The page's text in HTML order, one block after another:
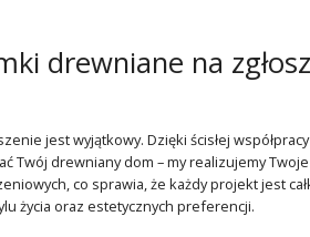
drewniane na
jest wyjątkowy. Dzięki ścisłej
Twój drewniany dom – my realizujemy
co sprawia, że każdy projekt jest
życia oraz estetycznych preferencji.